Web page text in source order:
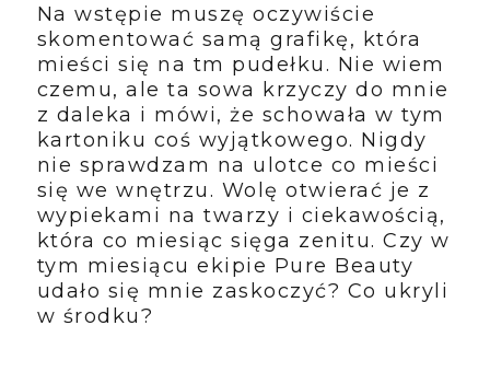
Na wstępie muszę oczywiście
skomentować samą grafikę, która
mieści się na tm pudełku. Nie wiem
czemu, ale ta sowa krzyczy do mnie
z daleka i mówi, że schowała w tym
kartoniku coś wyjątkowego. Nigdy
nie sprawdzam na ulotce co mieści
się we wnętrzu. Wolę otwierać je z
wypiekami na twarzy i ciekawością,
która co miesiąc sięga zenitu. Czy w
tym miesiącu ekipie Pure Beauty
udało się mnie zaskoczyć? Co ukryli
w środku?